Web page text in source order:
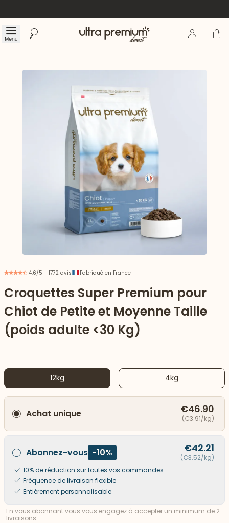
Menu Rechercher Accueil Se Panier
vers le bas
4.6/5 - 1772 avis Fabriqué en France
Croquettes Super Premium pour
Chiot de Petite et Moyenne Taille
(poids adulte <30 Kg)
12kg 4kg
Achat unique €46.90
(€3.91/kg)
Abonnez-vous -10% €42.21
(€3.52/kg)
10% de réduction sur toutes vos commandes
Fréquence de livraison flexible
Entièrement personnalisable
En vous abonnant vous vous engagez à accepter un minimum de 2
livraisons.